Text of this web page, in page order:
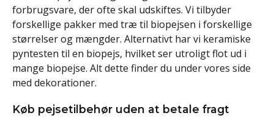
forbrugsvare, der ofte skal udskiftes. Vi tilbyder
forskellige pakker med træ til biopejsen i forskellige
størrelser og mængder. Alternativt har vi keramiske
pyntesten til en biopejs, hvilket ser utroligt flot ud i
mange biopejse. Alt dette finder du under vores side
med dekorationer.
Køb pejsetilbehør uden at betale fragt